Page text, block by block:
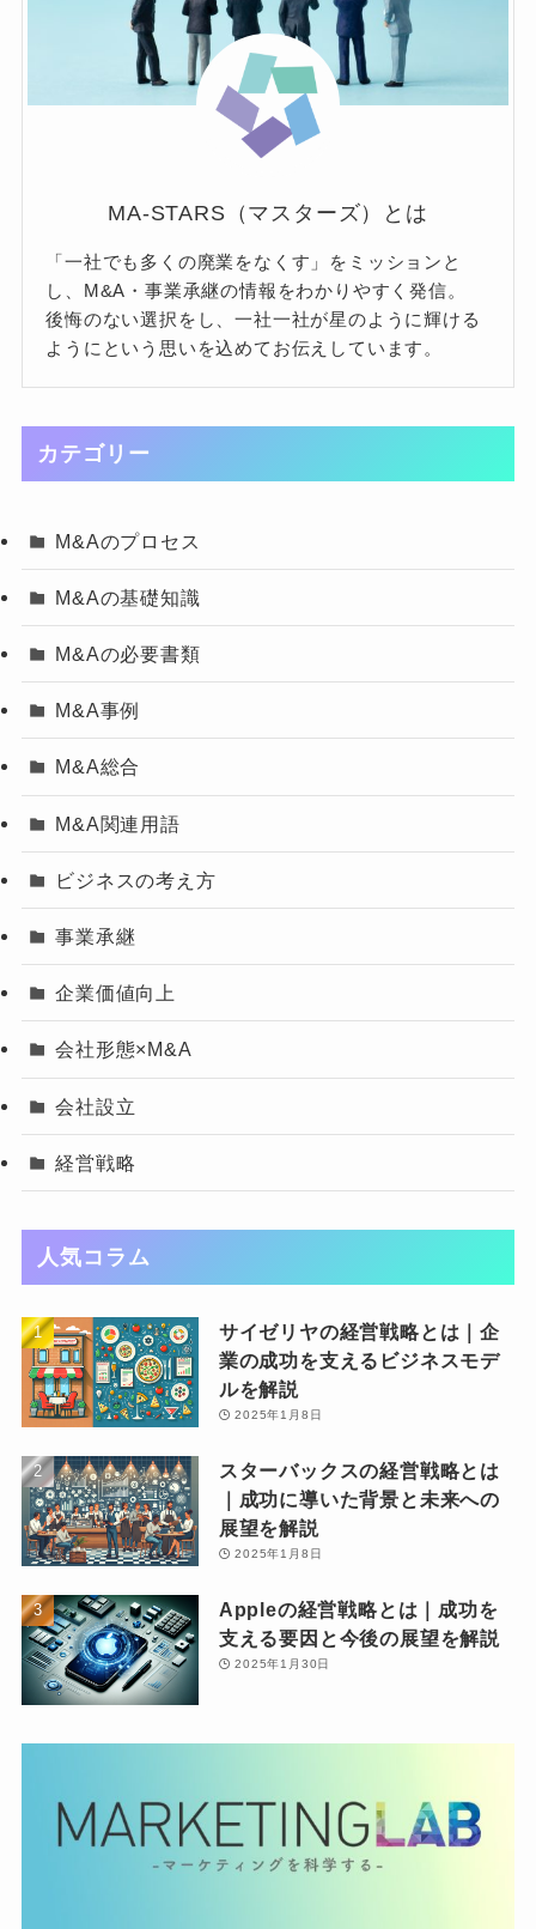
MA-STARS（マスターズ）とは
「一社でも多くの廃業をなくす」をミッションと
し、M&A・事業承継の情報をわかりやすく発信。
後悔のない選択をし、一社一社が星のように輝ける
ようにという思いを込めてお伝えしています。
カテゴリー
M&Aのプロセス
M&Aの基礎知識
M&Aの必要書類
M&A事例
M&A総合
M&A関連用語
ビジネスの考え方
事業承継
企業価値向上
会社形態×M&A
会社設立
経営戦略
人気コラム
サイゼリヤの経営戦略とは｜企
業の成功を支えるビジネスモデ
ルを解説
2025年1月8日
スターバックスの経営戦略とは
｜成功に導いた背景と未来への
展望を解説
2025年1月8日
Appleの経営戦略とは｜成功を
支える要因と今後の展望を解説
2025年1月30日